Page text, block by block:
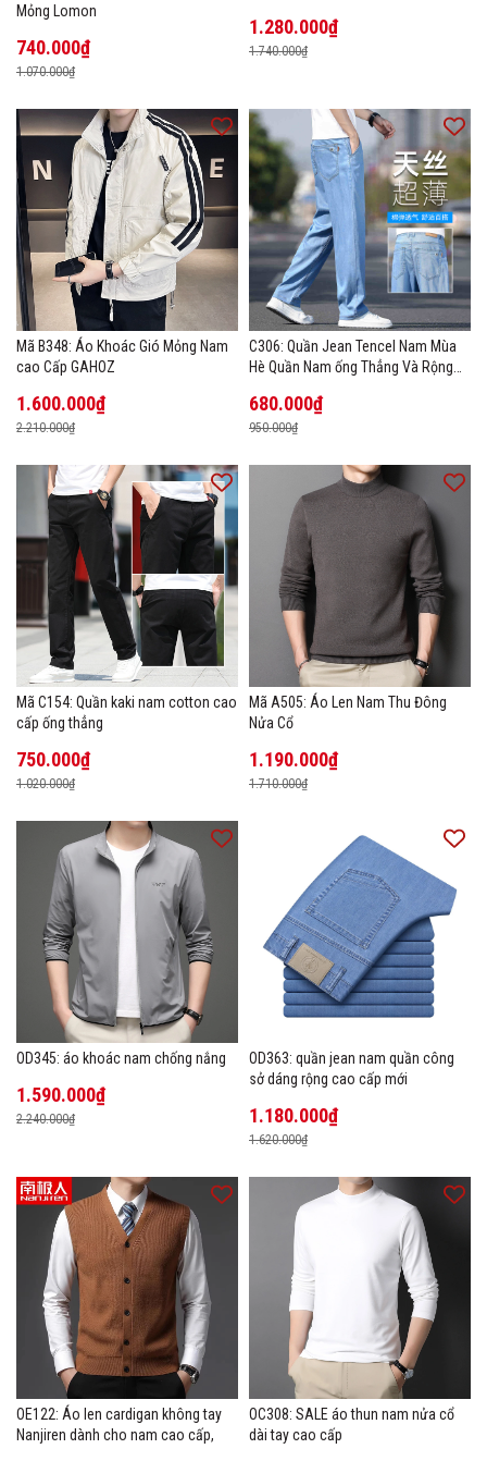
Mỏng Lomon
740.000₫
1.070.000₫
1.280.000₫
1.740.000₫
Mã B348: Áo Khoác Gió Mỏng Nam
cao Cấp GAHOZ
1.600.000₫
2.210.000₫
C306: Quần Jean Tencel Nam Mùa
Hè Quần Nam ống Thẳng Và Rộng
680.000₫
950.000₫
Mã C154: Quần kaki nam cotton cao
cấp ống thẳng
750.000₫
1.020.000₫
Mã A505: Áo Len Nam Thu Đông
Nửa Cổ
1.190.000₫
1.710.000₫
OD345: áo khoác nam chống nắng
1.590.000₫
2.240.000₫
OD363: quần jean nam quần công
sở dáng rộng cao cấp mới
1.180.000₫
1.620.000₫
OE122: Áo len cardigan không tay
Nanjiren dành cho nam cao cấp,
OC308: SALE áo thun nam nửa cổ
dài tay cao cấp